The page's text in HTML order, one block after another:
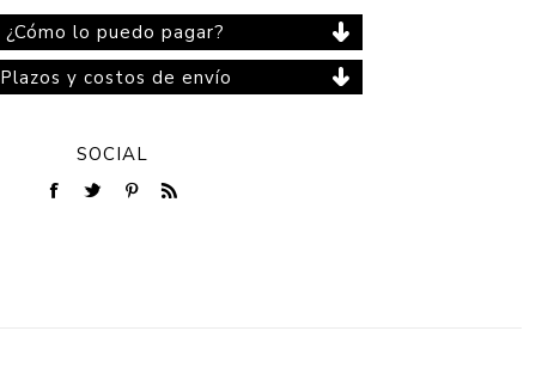
¿Cómo lo puedo pagar?
Plazos y costos de envío
SOCIAL